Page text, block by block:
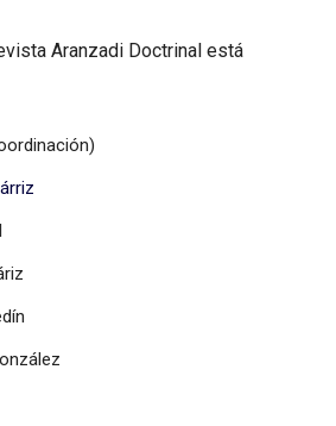
Aranzadi Doctrinal está